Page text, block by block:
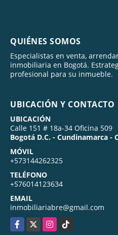
QUIÉNES SOMOS
Especialistas en venta,
inmobiliaria en Bogotá.
profesional para su inmueble.
UBICACIÓN Y CONTACTO
UBICACIÓN
Calle 151 # 18a-34 Oficina 509
Bogotá D.C. - Cundinamarca -
MÓVIL
+573144262325
TELÉFONO
+576014123634
EMAIL
inmobiliariabre@gmail.com
Facebook
X Instagram
TikTok